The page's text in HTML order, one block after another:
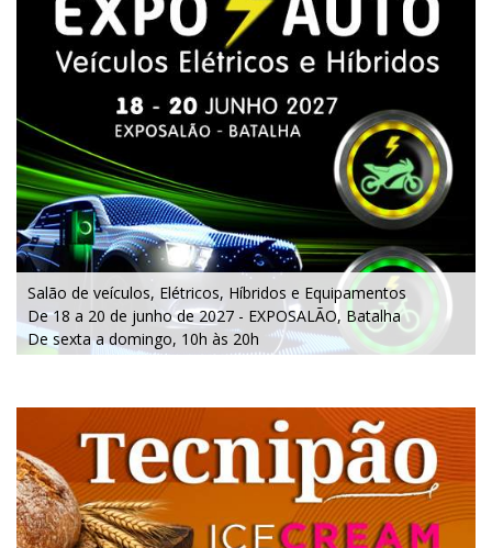
Salão de veículos, Elétricos, Híbridos e Equipamentos
De 18 a 20 de junho de 2027 - EXPOSALÃO, Batalha
De sexta a domingo, 10h às 20h